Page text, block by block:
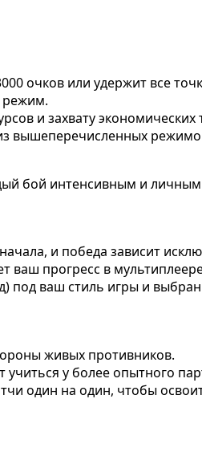
очков или удержит все
режим.
и захвату экономических
вышеперечисленных
бой интенсивным и
и победа зависит
ваш прогресс в
под ваш стиль игры и
живых противников.
учиться у более опытного
один на один, чтобы